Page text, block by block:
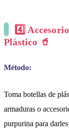
4️⃣
Plástico 🥤
Método:
Toma botellas de
armaduras o
purpurina para